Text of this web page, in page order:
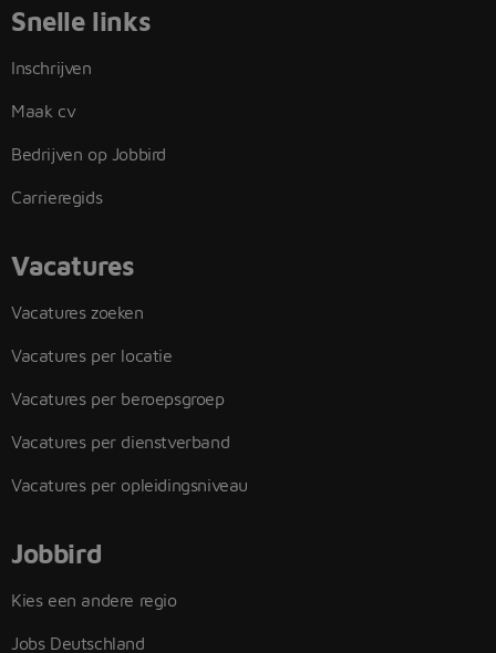
Snelle links
Inschrijven
Maak cv
Bedrijven op Jobbird
Carrieregids
Vacatures
Vacatures zoeken
Vacatures per locatie
Vacatures per beroepsgroep
Vacatures per dienstverband
Vacatures per opleidingsniveau
Jobbird
Kies een andere regio
Jobs Deutschland